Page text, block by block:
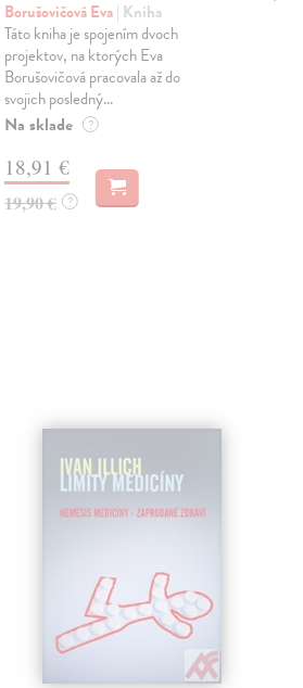
Borušovičová Eva| Kniha
Táto kniha je spojením dvoch
projektov, na ktorých Eva
Borušovičová pracovala až do
svojich posledný...
Na sklade ?
18,91 €
19,90 € ?